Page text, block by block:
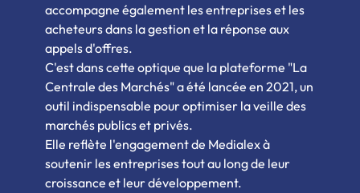
accompagne également les entreprises et les
acheteurs dans la gestion et la réponse aux
appels d'offres.
C'est dans cette optique que la plateforme "La
Centrale des Marchés" a été lancée en 2021, un
outil indispensable pour optimiser la veille des
marchés publics et privés.
Elle reflète l'engagement de Medialex à
soutenir les entreprises tout au long de leur
croissance et leur développement.